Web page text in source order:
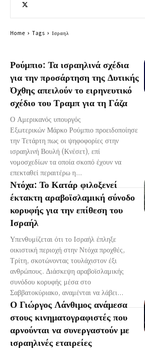
Ρούμπιο: Τα ισραηλινά σχέδια
για την προσάρτηση της Δυτικής
Όχθης απειλούν το ειρηνευτικό
σχέδιο του Τραμπ για τη Γάζα
Ο Αμερικανός υπουργός
Εξωτερικών Μάρκο Ρούμπιο προειδοποίησε
την Τετάρτη πως οι ψηφοφορίες στην
ισραηλινή Βουλή (Κνέσετ), επί
νομοσχεδίων τα οποία σκοπό έχουν να
επεκταθεί περαιτέρω η...
Ντόχα: Το Κατάρ φιλοξενεί
έκτακτη αραβοϊσλαμική σύνοδο
κορυφής για την επίθεση του
Ισραήλ
Υπενθυμίζεται ότι το Ισραήλ έπληξε
οικιστική περιοχή στην Ντόχα προχθές,
Τρίτη, σκοτώνοντας τουλάχιστον έξι
ανθρώπους. Διάσκεψη αραβοϊσλαμικής
συνόδου κορυφής μέσα στο
Σαββατοκύριακο, αναμένται να λάβει...
Ο Γιώργος Λάνθιμος ανάμεσα
στους κινηματογραφιστές που
αρνούνται να συνεργαστούν με
ισραηλινές εταιρείες
Home Tags Ισραηλ